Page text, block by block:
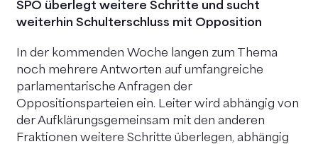
SPÖ überlegt weitere Schritte und sucht
weiterhin Schulterschluss mit Opposition
In der kommenden Woche langen zum Thema
noch mehrere Antworten auf umfangreiche
parlamentarische Anfragen der
Oppositionsparteien ein. Leiter wird abhängig von
der Aufklärungsgemeinsam mit den anderen
Fraktionen weitere Schritte überlegen, abhängig